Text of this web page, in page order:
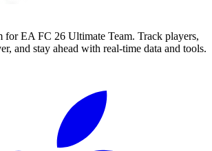
for EA FC 26 Ultimate Team. Track players,
and stay ahead with real-time data and tools.